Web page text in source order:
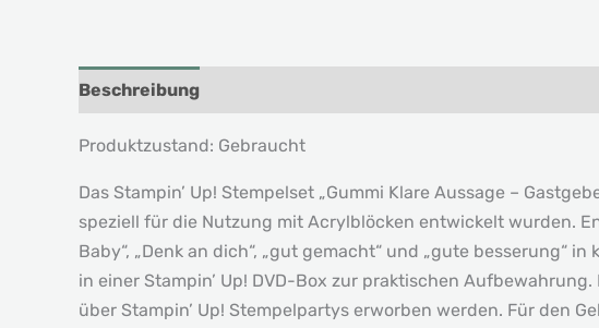
Beschreibung
Produktzustand: Gebraucht
Das Stampin’ Up! Stempelset „Gummi Klare Aussage –
speziell für die Nutzung mit Acrylblöcken entwickelt wurden.
Baby“, „Denk an dich“, „gut gemacht“ und „gute besserung“
in einer Stampin’ Up! DVD-Box zur praktischen
über Stampin’ Up! Stempelpartys erworben werden. Für den